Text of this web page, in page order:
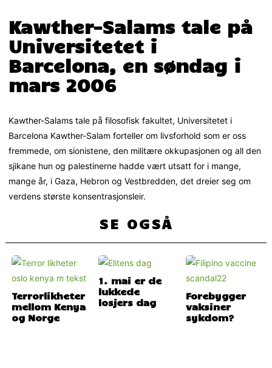
Kawther-Salams tale på
Universitetet i
Barcelona, en søndag i
mars 2006
Kawther-Salams tale på filosofisk fakultet, Universitetet i
Barcelona Kawther-Salam forteller om livsforhold som er oss
fremmede, om sionistene, den militære okkupasjonen og all den
sjikane hun og palestinerne hadde vært utsatt for i mange,
mange år, i Gaza, Hebron og Vestbredden, det dreier seg om
verdens største konsentrasjonsleir.
SE OGSÅ
Terrorlikheter
mellom Kenya
og Norge
1. mai er de
lukkede
losjers dag
Forebygger
vaksiner
sykdom?